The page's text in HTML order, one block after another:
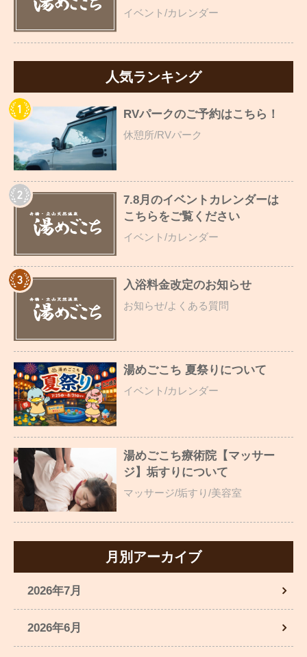
イベント/カレンダー
人気ランキング
RVパークのご予約はこちら！
休憩所/RVパーク
7.8月のイベントカレンダーは
こちらをご覧ください
イベント/カレンダー
入浴料金改定のお知らせ
お知らせ/よくある質問
湯めごこち 夏祭りについて
イベント/カレンダー
湯めごこち療術院【マッサー
ジ】垢すりについて
マッサージ/垢すり/美容室
月別アーカイブ
2026年7月
2026年6月